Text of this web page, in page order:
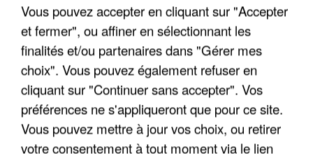
"JE SUIS À DISPOSITION DES
ENFOIRÉS"
"ON A TOUS LE TRAC"
Vous pouvez accepter en cliquant sur "Accepter
et fermer", ou affiner en sélectionnant les
finalités et/ou partenaires dans "Gérer mes
choix". Vous pouvez également refuser en
cliquant sur "Continuer sans accepter". Vos
préférences ne s'appliqueront que pour ce site.
Vous pouvez mettre à jour vos choix, ou retirer
votre consentement à tout moment via le lien